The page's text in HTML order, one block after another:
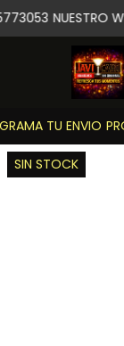
TU ENVIO
NUESTRO
SIN STOCK